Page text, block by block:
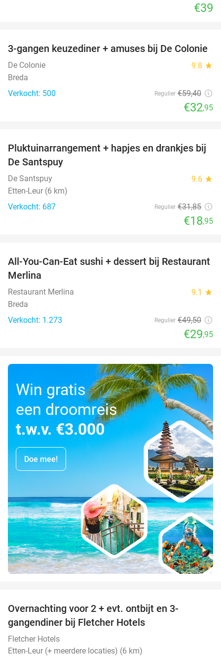
€39
45%
3-gangen keuzediner + amuses bij De Colonie
De Colonie 9.8 star
Breda
Verkocht: 500
Regulier €59,40
€32,95
41%
Pluktuinarrangement + hapjes en drankjes bij
De Santspuy
De Santspuy 9.6 star
Etten-Leur (6 km)
Verkocht: 687
Regulier €31,85
€18,95
39%
All-You-Can-Eat sushi + dessert bij Restaurant
Merlina
Restaurant Merlina 9.1 star
Breda
Verkocht: 1.273
Regulier €49,50
€29,95
Win gratis
een droomreis
t.w.v. €3.000
Doe mee!
Overnachting voor 2 + evt. ontbijt en 3-
gangendiner bij Fletcher Hotels
Fletcher Hotels
Etten-Leur (+ meerdere locaties) (6 km)